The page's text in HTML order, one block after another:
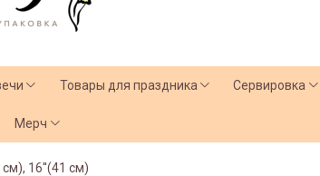
Товары для праздника Сервировка
Мерч
см), 16''(41 см)